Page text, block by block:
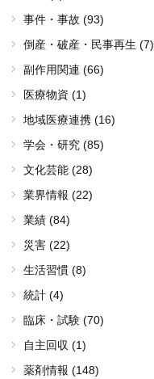
事件・事故 (93)
倒産・破産・民事再生 (7)
副作用関連 (66)
医療物資 (1)
地域医療連携 (16)
学会・研究 (85)
文化芸能 (28)
業界情報 (22)
業績 (84)
災害 (22)
生活習慣 (8)
統計 (4)
臨床・試験 (70)
自主回収 (1)
薬剤情報 (148)